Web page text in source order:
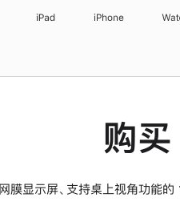
iPad iPhone
购
膜显示屏、支持桌上视角功能